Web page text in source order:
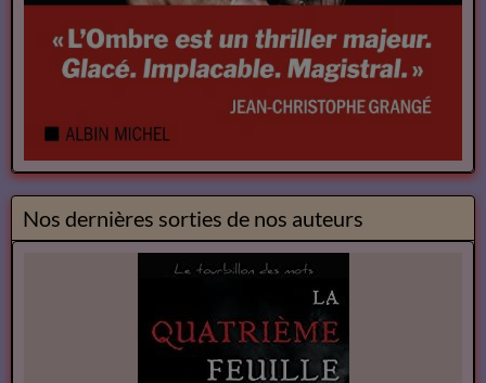
Nos dernières sorties de nos auteurs